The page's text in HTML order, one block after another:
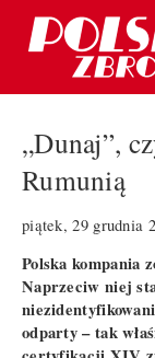
„Dunaj”,
Rumunią
piątek, 29 grudnia
Polska kompania
Naprzeciw niej
odparty – tak